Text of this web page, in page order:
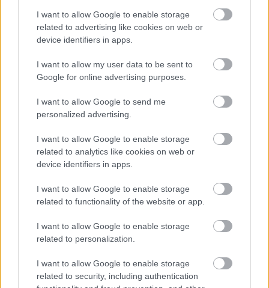
I want to allow Google to enable storage
related to advertising like cookies on web or
device identifiers in apps.
I want to allow my user data to be sent to
Google for online advertising purposes.
I want to allow Google to send me
personalized advertising.
I want to allow Google to enable storage
related to analytics like cookies on web or
device identifiers in apps.
I want to allow Google to enable storage
related to functionality of the website or app.
I want to allow Google to enable storage
related to personalization.
I want to allow Google to enable storage
related to security, including authentication
„Ideje rákapcsolni!” – Szoboszlai Dominik beszédes
poszttal jelentkezett
A Liverpool magyar középpályása rövid Instagram-bejegyzéssel
tudatta követőivel: véget ért a pihenés, jöhet a kemény munka.
2026.07.04.